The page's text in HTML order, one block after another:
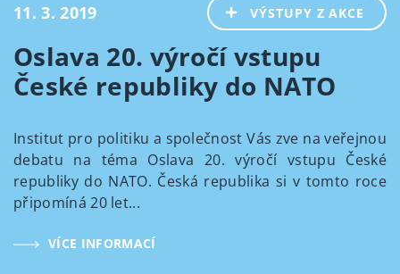
11. 3. 2019 VÝSTUPY Z AKCE
Oslava 20. výročí vstupu
České republiky do NATO
Institut pro politiku a společnost Vás zve na veřejnou
debatu na téma Oslava 20. výročí vstupu České
republiky do NATO. Česká republika si v tomto roce
připomíná 20 let...
VÍCE INFORMACÍ